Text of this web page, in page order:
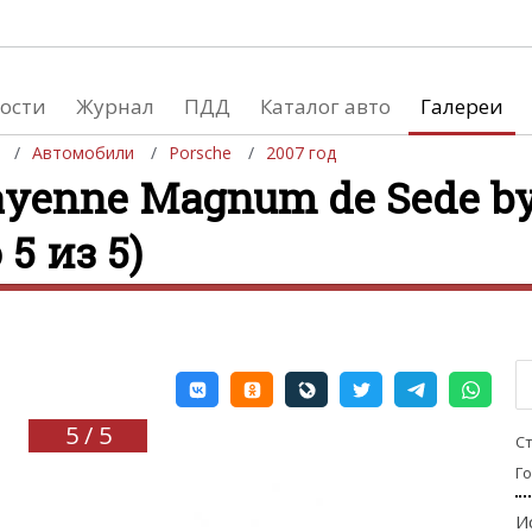
Журнал ПДД Каталог авто Галереи
Автомобили Porsche 2007 год
Magnum de Sede
из 5)
и автомобили
и мото
Список мировых автосалонов
5 / 5